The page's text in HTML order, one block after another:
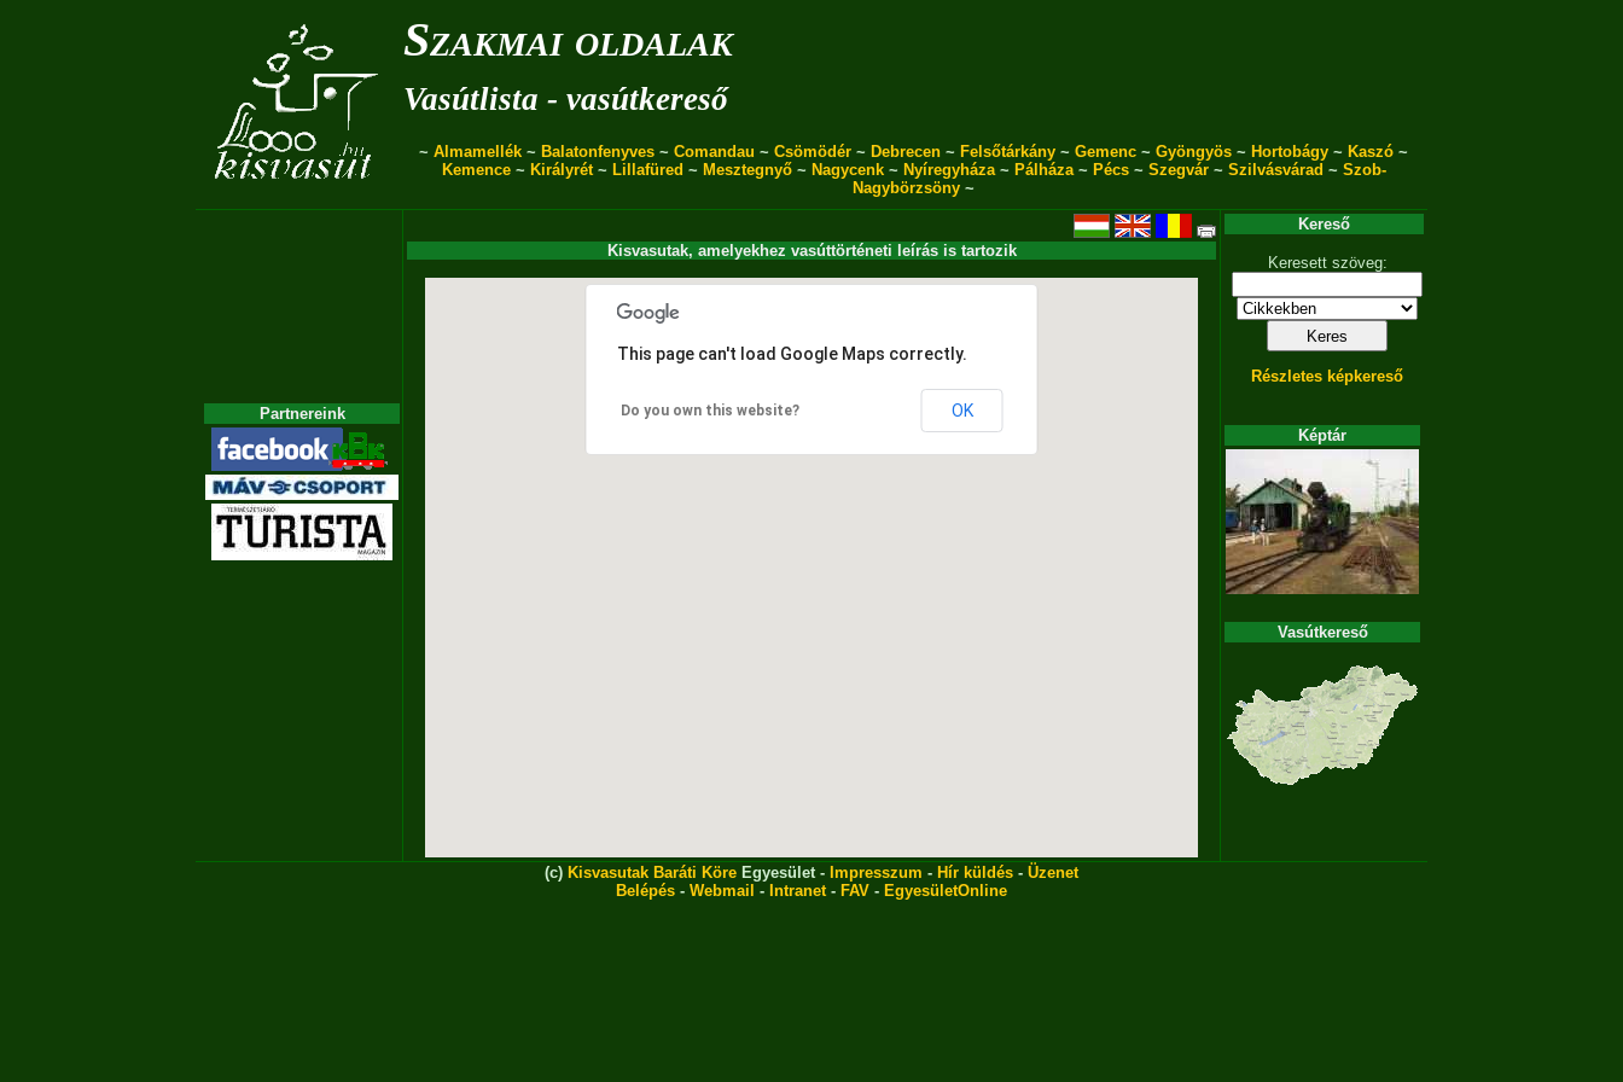
Szakmai oldalak
Vasútlista - vasútkereső
~ Almamellék ~ Balatonfenyves ~ Comandau ~ Csömödér ~ Debrecen ~ Felsőtárkány ~ Gemenc ~ Gyöngyös ~ Hortobágy ~ Kaszó ~
Kemence~ Királyrét~ Lillafüred ~ Mesztegnyő~ Nagycenk~ Nyíregyháza~ Pálháza~ Pécs~ Szegvár~ Szilvásvárad ~ Szob-
Nagybörzsöny ~
Partnereink
Kisvasutak, amelyekhez vasúttörténeti leírás is tartozik
This page can't load Google Maps correctly.
Do you own this website? OK
Kereső
Keresett szöveg:
Részletes képkereső
Képtár
Vasútkereső
(c) Kisvasutak Baráti Köre Egyesület - Impresszum - Hír küldés - Üzenet
Belépés - Webmail - Intranet- FAV - EgyesületOnline